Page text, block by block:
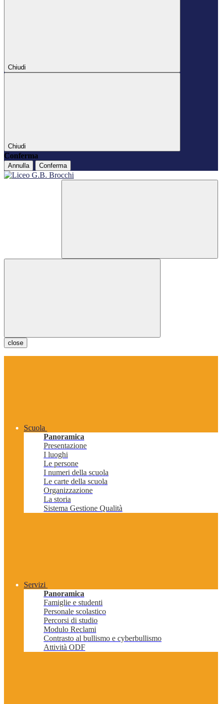
Chiudi
Chiudi
Conferma
Annulla Conferma
close
Scuola
Panoramica
Presentazione
I luoghi
Le persone
I numeri della scuola
Le carte della scuola
Organizzazione
La storia
Sistema Gestione Qualità
Servizi
Panoramica
Famiglie e studenti
Personale scolastico
Percorsi di studio
Modulo Reclami
Contrasto al bullismo e cyberbullismo
Attività ODF